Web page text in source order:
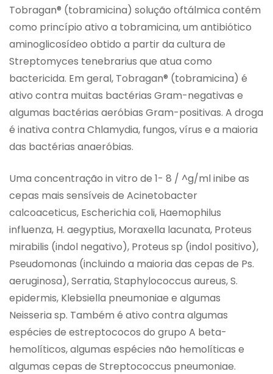
Tobragan® (tobramicina) solução oftálmica contém
como princípio ativo a tobramicina, um antibiótico
aminoglicosídeo obtido a partir da cultura de
Streptomyces tenebrarius que atua como
bactericida. Em geral, Tobragan® (tobramicina) é
ativo contra muitas bactérias Gram-negativas e
algumas bactérias aeróbias Gram-positivas. A droga
é inativa contra Chlamydia, fungos, vírus e a maioria
das bactérias anaeróbias.
Uma concentração in vitro de 1- 8 / ^g/ml inibe as
cepas mais sensíveis de Acinetobacter
calcoaceticus, Escherichia coli, Haemophilus
influenza, H. aegyptius, Moraxella lacunata, Proteus
mirabilis (indol negativo), Proteus sp (indol positivo),
Pseudomonas (incluindo a maioria das cepas de Ps.
aeruginosa), Serratia, Staphylococcus aureus, S.
epidermis, Klebsiella pneumoniae e algumas
Neisseria sp. Também é ativo contra algumas
espécies de estreptococos do grupo A beta-
hemolíticos, algumas espécies não hemolíticas e
algumas cepas de Streptococcus pneumoniae.